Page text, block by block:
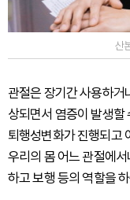
산
관절은 장기간 사용하거
상되면서 염증이 발생할
퇴행성변화가 진행되고
우리의 몸 어느 관절에
하고 보행 등의 역할을